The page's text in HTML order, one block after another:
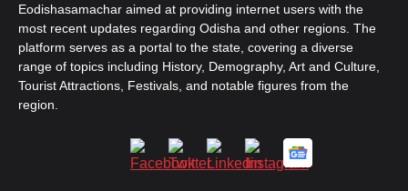
Eodishasamachar aimed at providing internet users with the
most recent updates regarding Odisha and other regions. The
platform serves as a portal to the state, covering a diverse
range of topics including History, Demography, Art and Culture,
Tourist Attractions, Festivals, and notable figures from the
region.